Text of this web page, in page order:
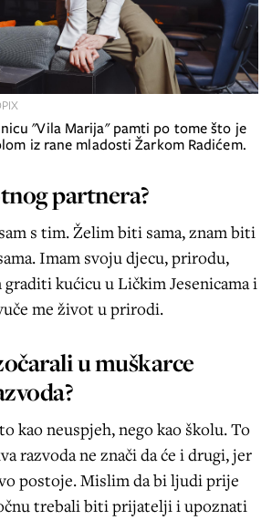
"Vila Marija" pamti po tome što je
iz rane mladosti Žarkom Radićem.
partnera?
s tim. Želim biti sama, znam biti
Imam svoju djecu, prirodu,
graditi kućicu u Ličkim Jesenicama i
me život u prirodi.
u muškarce
kao neuspjeh, nego kao školu. To
razvoda ne znači da će i drugi, jer
postoje. Mislim da bi ljudi prije
trebali biti prijatelji i upoznati